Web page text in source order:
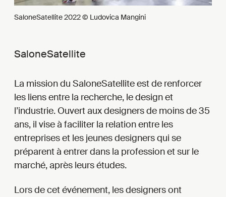
SaloneSatellite 2022 © Ludovica Mangini
SaloneSatellite
La mission du SaloneSatellite est de renforcer
les liens entre la recherche, le design et
l’industrie. Ouvert aux designers de moins de 35
ans, il vise à faciliter la relation entre les
entreprises et les jeunes designers qui se
préparent à entrer dans la profession et sur le
marché, après leurs études.
Lors de cet événement, les designers ont